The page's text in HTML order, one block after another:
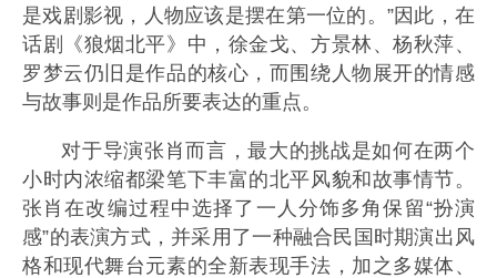
是戏剧影视，人物应该是摆在第一位的。”因此，在
话剧《狼烟北平》中，徐金戈、方景林、杨秋萍、
罗梦云仍旧是作品的核心，而围绕人物展开的情感
与故事则是作品所要表达的重点。
对于导演张肖而言，最大的挑战是如何在两个
小时内浓缩都梁笔下丰富的北平风貌和故事情节。
张肖在改编过程中选择了一人分饰多角保留“扮演
感”的表演方式，并采用了一种融合民国时期演出风
格和现代舞台元素的全新表现手法，加之多媒体、